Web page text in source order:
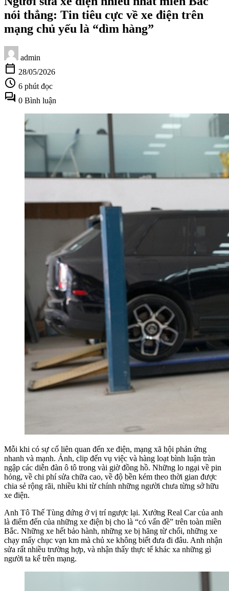
nói thẳng: Tin tiêu cực về xe điện trên
mạng chủ yếu là “dìm hàng”
admin
calendar_today 28/05/2026
schedule 6 phút đọc
forum 0 Bình luận
Mỗi khi có sự cố liên quan đến xe điện, mạng xã hội phản ứng
nhanh và mạnh. Ảnh, clip đến vụ việc và hàng loạt bình luận tràn
ngập các diễn đàn ô tô trong vài giờ đồng hồ. Những lo ngại về pin
hỏng, về chi phí sửa chữa cao, về độ bền kém theo thời gian được
chia sẻ rộng rãi, nhiều khi từ chính những người chưa từng sở hữu
xe điện.
Anh Tô Thế Tùng đứng ở vị trí ngược lại. Xưởng Real Car của anh
là điểm đến của những xe điện bị cho là “có vấn đề” trên toàn miền
Bắc. Những xe hết bảo hành, những xe bị hãng từ chối, những xe
chạy mấy chục vạn km mà chủ xe không biết đưa đi đâu. Anh nhận
sửa rất nhiều trường hợp, và nhận thấy thực tế khác xa những gì
người ta kể trên mạng.